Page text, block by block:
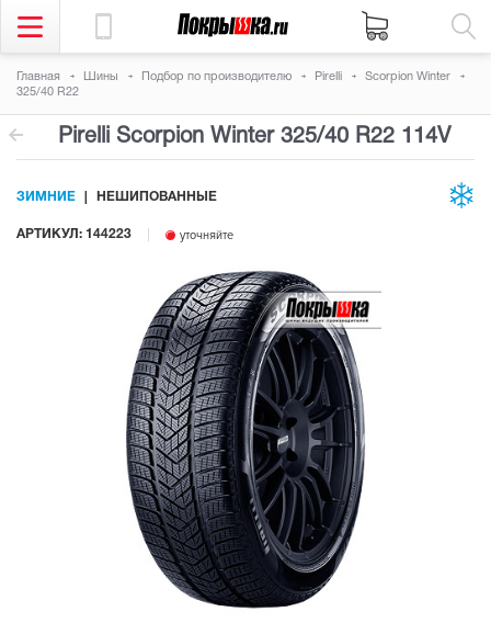
Главная Шины Подбор по производителю Pirelli
Scorpion Winter
325/40 R22
Pirelli Scorpion Winter 325/40 R22 114V
АРТИКУЛ: 144223 уточняйте
ЗИМНИЕ НЕШИПОВАННЫЕ